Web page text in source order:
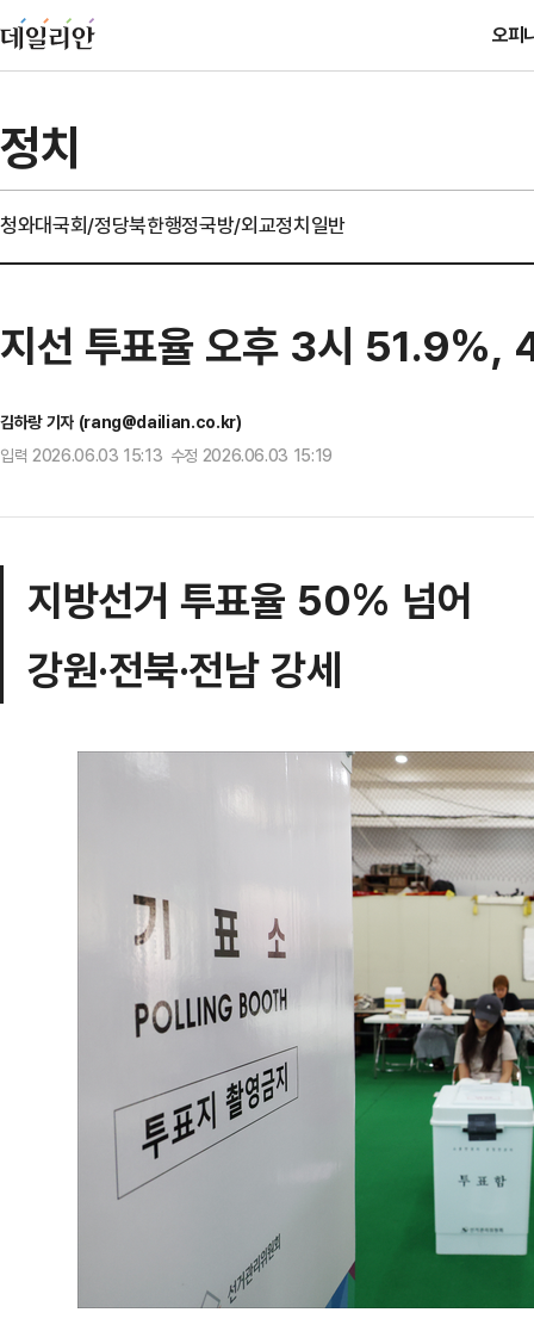
오피
정치
청와대국회/정당북한행정국방/외교정치일반
지선 투표율 오후 3시
김하랑 기자 (rang@dailian.co.kr)
입력 2026.06.03 15:13 수정 2026.06.03 15:19
지방선거 투표율 50% 넘어
강원·전북·전남 강세